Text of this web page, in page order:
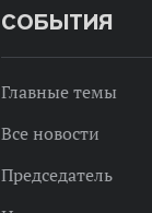
СОБЫТИЯ
Главные темы
Все новости
Председатель